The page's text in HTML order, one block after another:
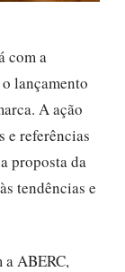
com a
lançamento
A ação
e referências
proposta da
tendências e
a ABERC,